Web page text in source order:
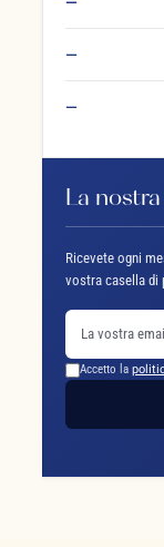
La
Ricevete ogni
vostra casella di
Accetto la